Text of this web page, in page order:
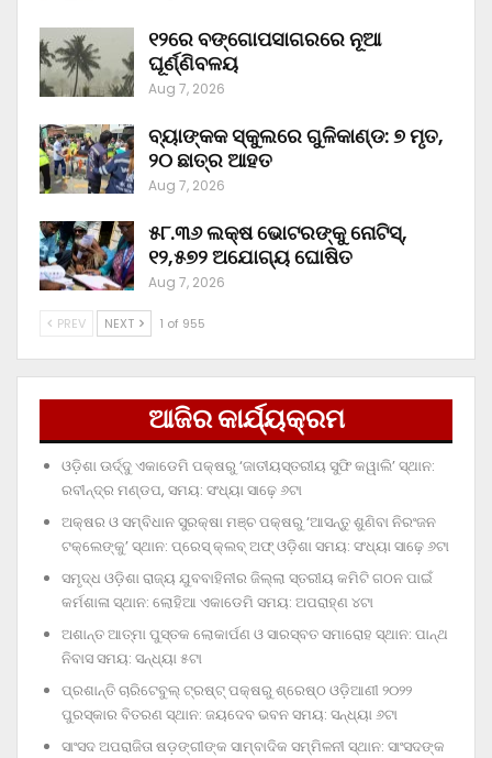
୧୨ରେ ବଙ୍ଗୋପସାଗରରେ ନୂଆ
ଘୂର୍ଣ୍ଣିବଳୟ
Aug 7, 2026
ବ୍ୟାଙ୍କକ ସ୍କୁଲରେ ଗୁଳିକାଣ୍ଡ: ୭ ମୃତ,
୨୦ ଛାତ୍ର ଆହତ
Aug 7, 2026
୫୮.୩୬ ଲକ୍ଷ ଭୋଟରଙ୍କୁ ନୋଟିସ୍‌,
୧୨,୫୭୨ ଅଯୋଗ୍ୟ ଘୋଷିତ
Aug 7, 2026
PREV NEXT 1 of 955
ଆଜିର କାର୍ଯ୍ୟକ୍ରମ
ଓଡ଼ିଶା ଊର୍ଦ୍ଦୁ ଏକାଡେମି ପକ୍ଷରୁ ‘ଜାତୀୟସ୍ତରୀୟ ସୁଫି କୱାଲି’ ସ୍ଥାନ:
ରବୀନ୍ଦ୍ର ମଣ୍ଡପ, ସମୟ: ସଂଧ୍ୟା ସାଢ଼େ ୬ଟା
ଅକ୍ଷର ଓ ସମ୍ବିଧାନ ସୁରକ୍ଷା ମଞ୍ଚ ପକ୍ଷରୁ ‘ଆସନ୍ତୁ ଶୁଣିବା ନିରଂଜନ
ଟକ୍‌ଲେଙ୍କୁ’ ସ୍ଥାନ: ପ୍ରେସ୍‌ କ୍ଲବ୍‌ ଅଫ୍‌ ଓଡ଼ିଶା ସମୟ: ସଂଧ୍ୟା ସାଢ଼େ ୬ଟା
ସମୃଦ୍ଧ ଓଡ଼ିଶା ରାଜ୍ୟ ଯୁବବାହିନୀର ଜିଲ୍ଲା ସ୍ତରୀୟ କମିଟି ଗଠନ ପାଇଁ
କର୍ମଶାଳା ସ୍ଥାନ: ଲୋହିଆ ଏକାଡେମି ସମୟ: ଅପରାହ୍‌ଣ ୪ଟା
ଅଶାନ୍ତ ଆତ୍ମା ପୁସ୍ତକ ଲୋକାର୍ପଣ ଓ ସାରସ୍ବତ ସମାରୋହ ସ୍ଥାନ: ପାନ୍ଥ
ନିବାସ ସମୟ: ସନ୍ଧ୍ୟା ୫ଟା
ପ୍ରଶାନ୍ତି ଚାରିଟେବୁଲ୍‌ ଟ୍ରଷ୍ଟ୍‌ ପକ୍ଷରୁ ଶ୍ରେଷ୍ଠ ଓଡ଼ିଆଣୀ ୨୦୨୨
ପୁରସ୍କାର ବିତରଣ ସ୍ଥାନ: ଜୟଦେବ ଭବନ ସମୟ: ସନ୍ଧ୍ୟା ୬ଟା
ସାଂସଦ ଅପରାଜିତା ଷଡ଼ଙ୍ଗୀଙ୍କ ସାମ୍ବାଦିକ ସମ୍ମିଳନୀ ସ୍ଥାନ: ସାଂସଦଙ୍କ